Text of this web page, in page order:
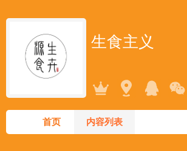
生食主义
首页 内容列表